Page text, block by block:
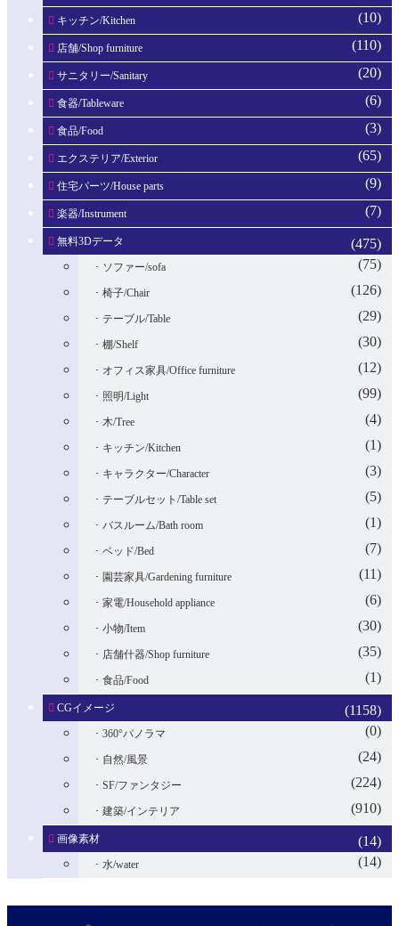
キッチン/Kitchen (10)
店舗/Shop furniture (110)
サニタリー/Sanitary (20)
食器/Tableware (6)
食品/Food (3)
エクステリア/Exterior (65)
住宅パーツ/House parts (9)
楽器/Instrument (7)
無料3Dデータ (475)
ソファー/sofa (75)
椅子/Chair (126)
テーブル/Table (29)
棚/Shelf (30)
オフィス家具/Office furniture (12)
照明/Light (99)
木/Tree (4)
キッチン/Kitchen (1)
キャラクター/Character (3)
テーブルセット/Table set (5)
バスルーム/Bath room (1)
ベッド/Bed (7)
園芸家具/Gardening furniture (11)
家電/Household appliance (6)
小物/Item (30)
店舗什器/Shop furniture (35)
食品/Food (1)
CGイメージ (1158)
360°パノラマ (0)
自然/風景 (24)
SF/ファンタジー (224)
建築/インテリア (910)
画像素材 (14)
水/water (14)